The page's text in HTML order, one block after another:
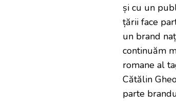
și cu un
țării face
un brand
continuăm
romane al
Cătălin
parte